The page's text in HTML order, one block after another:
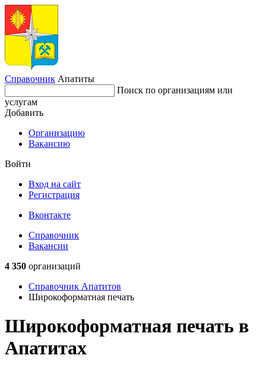
Справочник Апатиты
Поиск по организациям или
услугам
Добавить
Организацию
Вакансию
Войти
Вход на сайт
Регистрация
Вконтакте
Справочник
Вакансии
4 350 организаций
Справочник Апатитов
Широкоформатная печать
Широкоформатная печать в
Апатитах